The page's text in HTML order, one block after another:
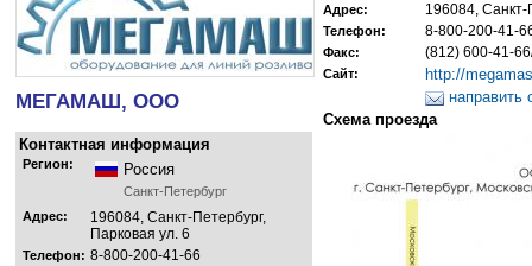
МЕГАМАШ, ООО
Контактная информация
Регион: Россия
Санкт-Петербург
Адрес:
196084, Санкт-Петербург,
Парковая ул. 6
Телефон: 8-800-200-41-66
Адрес: 196084, Санкт-
Телефон: 8-800-200-41-
Факс: (812) 600-41-
Сайт:
http://
направить
Схема проезда